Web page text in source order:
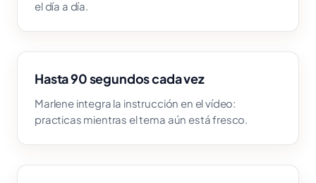
el día a día.
Hasta 90 segundos cada vez
Marlene integra la instrucción en el vídeo:
practicas mientras el tema aún está fresco.